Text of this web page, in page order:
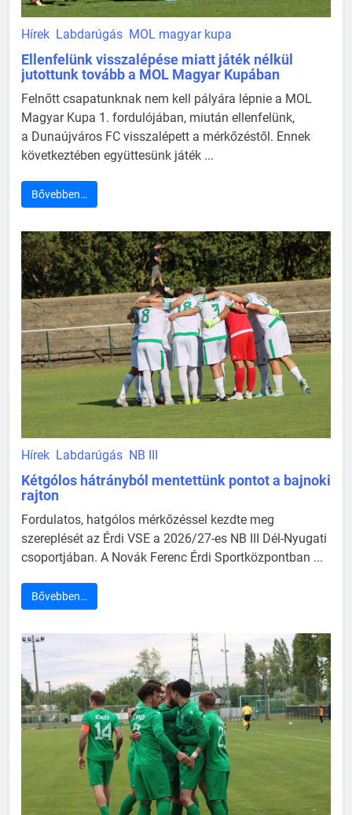
Hírek Labdarúgás MOL magyar kupa
Ellenfelünk visszalépése miatt játék nélkül
jutottunk tovább a MOL Magyar Kupában
Felnőtt csapatunknak nem kell pályára lépnie a MOL
Magyar Kupa 1. fordulójában, miután ellenfelünk,
a Dunaújváros FC visszalépett a mérkőzéstől. Ennek
következtében együttesünk játék ...
Bővebben…
Hírek Labdarúgás NB III
Kétgólos hátrányból mentettünk pontot a bajnoki
rajton
Fordulatos, hatgólos mérkőzéssel kezdte meg
szereplését az Érdi VSE a 2026/27-es NB III Dél-Nyugati
csoportjában. A Novák Ferenc Érdi Sportközpontban ...
Bővebben…